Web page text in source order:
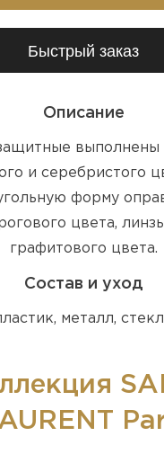
Быстрый заказ
Описание
выполнены
и серебристого
форму
цвета,
графитового цвета.
Состав и уход
металл,